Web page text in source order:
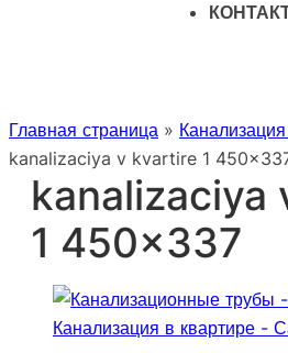
Главная страница »
kanalizaciya v kvartire 1
kanalizaciya
1 450×337